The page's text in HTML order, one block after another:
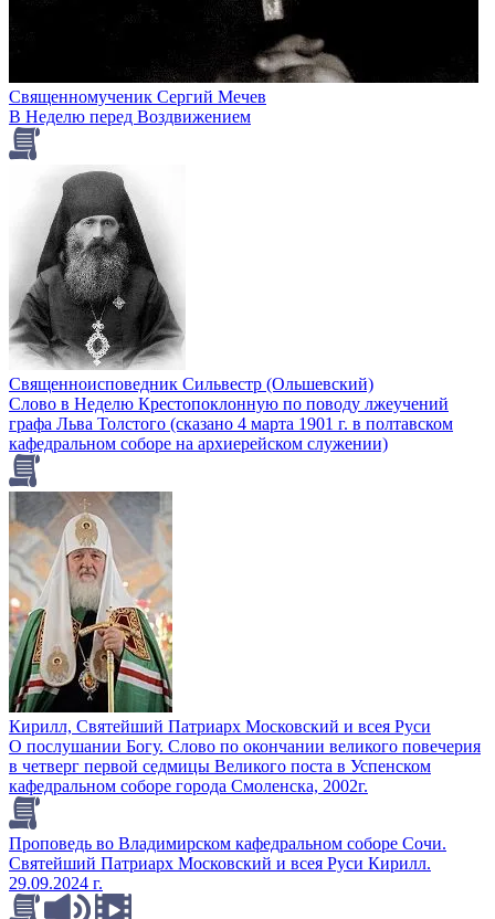
Священномученик Сергий Мечев
В Неделю перед Воздвижением
Священноисповедник Сильвестр (Ольшевский)
Слово в Неделю Крестопоклонную по поводу лжеучений
графа Льва Толстого (сказано 4 марта 1901 г. в полтавском
кафедральном соборе на архиерейском служении)
Кирилл, Святейший Патриарх Московский и всея Руси
О послушании Богу. Слово по окончании великого повечерия
в четверг первой седмицы Великого поста в Успенском
кафедральном соборе города Смоленска, 2002г.
Проповедь во Владимирском кафедральном соборе Сочи.
Святейший Патриарх Московский и всея Руси Кирилл.
29.09.2024 г.